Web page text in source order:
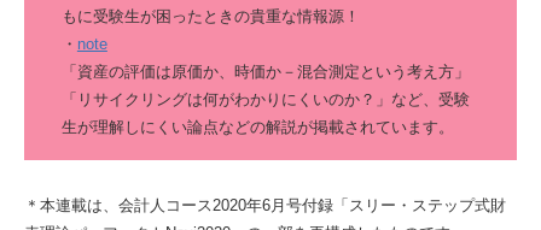
もに受験生が困ったときの貴重な情報源！
・ note
「資産の評価は原価か、時価か－混合測定という考え方」
「リサイクリングは何がわかりにくいのか？」など、受験
生が理解しにくい論点などの解説が掲載されています。
＊本連載は、会計人コース2020年6月号付録「スリー・ステップ式財